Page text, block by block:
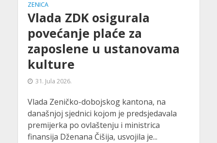
ZENICA
Vlada ZDK osigurala
povećanje plaće za
zaposlene u ustanovama
kulture
31. Jula 2026.
Vlada Zeničko-dobojskog kantona, na
današnjoj sjednici kojom je predsjedavala
premijerka po ovlaštenju i ministrica
finansija Dženana Čišija, usvojila je...